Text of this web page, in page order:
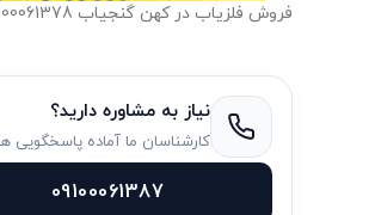
فروش فلزیاب در کهن گنجیاب 09100061378
نیاز به مشاوره دارید؟
کارشناسان ما آماده پاسخگویی
09100061387